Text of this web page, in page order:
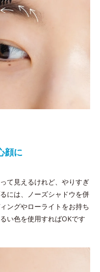
顔に
て見えるけれど、やりすぎ
には、ノーズシャドウを併
ングやローライトをお持ち
い色を使用すればOKです